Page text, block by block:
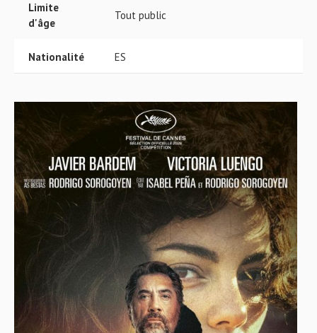
Limite
d'âge
Tout public
Nationalité ES